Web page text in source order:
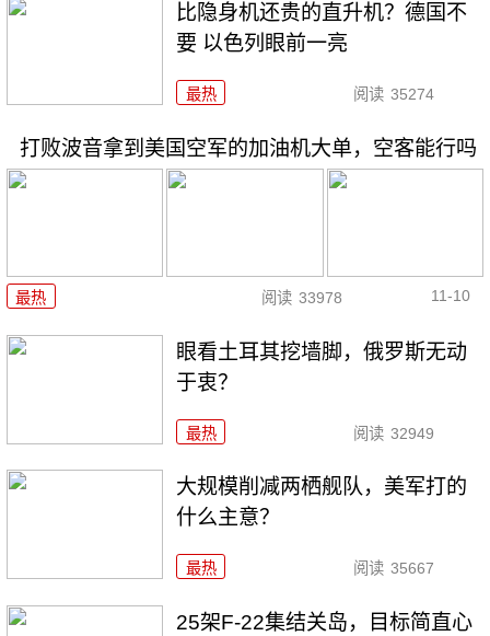
比隐身机还贵的直升机？德国不
要 以色列眼前一亮
最热 阅读 35274
打败波音拿到美国空军的加油机大单，空客能行吗
最热 阅读 33978 11-10
眼看土耳其挖墙脚，俄罗斯无动
于衷？
最热 阅读 32949
大规模削减两栖舰队，美军打的
什么主意？
最热 阅读 35667
25架F-22集结关岛，目标简直心